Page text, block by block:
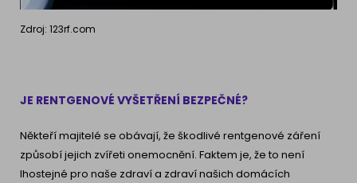
Zdroj: 123rf.com
JE RENTGENOVÉ VYŠETŘENÍ BEZPEČNÉ?
Někteří majitelé se obávají, že škodlivé rentgenové záření
způsobí jejich zvířeti onemocnění. Faktem je, že to není
lhostejné pro naše zdraví a zdraví našich domácích